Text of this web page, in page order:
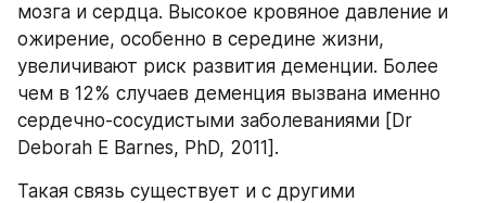
мозга и сердца. Высокое кровяное давление и
ожирение, особенно в середине жизни,
увеличивают риск развития деменции. Более
чем в 12% случаев деменция вызвана именно
сердечно-сосудистыми заболеваниями [Dr
Deborah E Barnes, PhD, 2011].
Такая связь существует и с другими